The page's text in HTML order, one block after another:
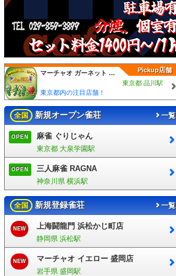
Pickup店舗
マーチャオ ガーネット 品川店
東京都 品川駅
東京都内の注目店舗！
全国 新規オープン雀荘 一覧
OPEN 麻雀 ぐりじゃん
東京都 大泉学園駅
OPEN 三人麻雀 RAGNA
神奈川県 横浜駅
全国 新規登録雀荘 一覧
NEW 上海闘龍門 浜松かじ町店
静岡県 浜松駅
NEW マーチャオ イエロー 盛岡店
岩手県 盛岡駅